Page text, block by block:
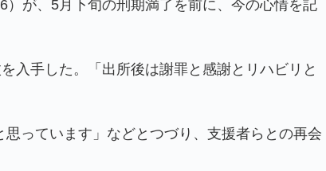
が、5月下旬の刑期満了を前に、今の心情を記
入手した。「出所後は謝罪と感謝とリハビリと
思っています」などとつづり、支援者らとの再会